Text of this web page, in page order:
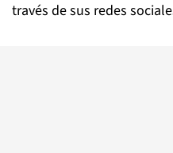
través de sus redes